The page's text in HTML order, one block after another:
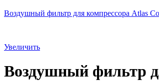
Воздушный фильтр для компрессора Atlas
Увеличить
Воздушный фильтр